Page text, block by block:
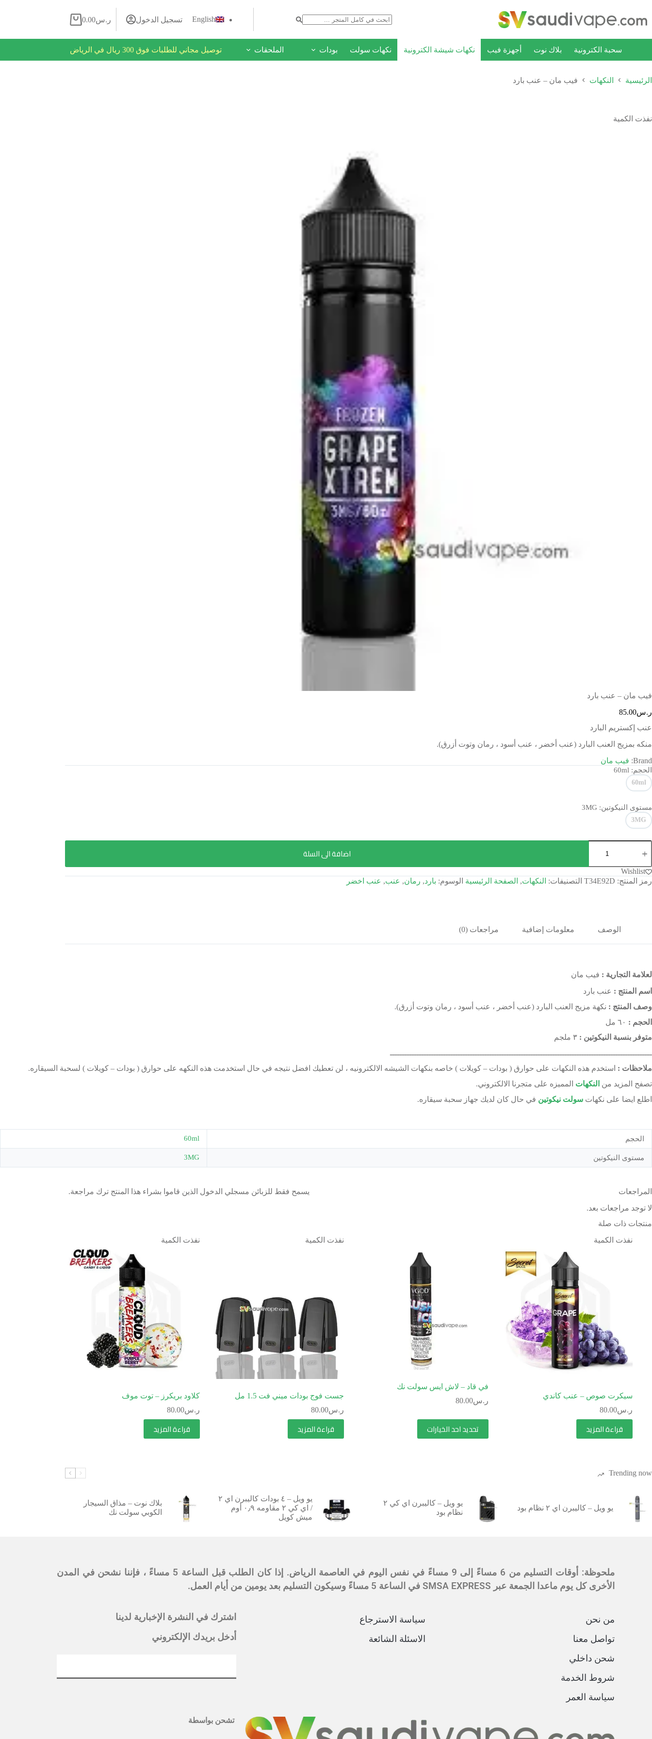
English تسجيل الدخول ر.س0.00
سحبة الكترونية بلاك نوت أجهزة فيب نكهات شيشة الكترونية نكهات سولت بودات الملحقات عروض فلاش يومية
توصيل مجاني للطلبات فوق 300 ريال في الرياض
الرئيسية النكهات فيب مان – عنب بارد
نفذت الكمية
فيب مان – عنب بارد
ر.س85.00
عنب إكستريم البارد
منكه بمزيج العنب البارد (عنب أخضر ، عنب أسود ، رمان وتوت أزرق).
Brand: فيب مان
الحجم: 60ml
60ml
مستوى النيكوتين: 3MG
3MG
اضافة الى السلة
Wishlist
رمز المنتج: T34E92D التصنيفات: النكهات, الصفحة الرئيسية الوسوم: بارد, رمان, عنب, عنب اخضر
الوصف معلومات إضافية مراجعات (0)
لعلامة التجارية : فيب مان
اسم المنتج : عنب بارد
وصف المنتج : نكهة مزيج العنب البارد (عنب أخضر ، عنب أسود ، رمان وتوت أزرق).
الحجم :
متوفر بنسبة النيكوتين :
ــــــــــــــــــــــــــــــــــــــــــــــــــــــــــــــــــــــــــــــــــــــــــــــــــــــــــــ
ملاحظات : استخدم هذه النكهات على حوارق ( بودات – كويلات ) خاصه بنكهات الشيشه الالكترونيه ، لن تعطيك افضل نتيجه في حال استخدمت هذه النكهه على حوارق ( بودات – كويلات ) لسحبة السيقاره.
تصفح المزيد من النكهات المميزه على متجرنا الالكتروني.
اطلع ايضا على نكهات سولت نيكوتين في حال كان لديك جهاز سحبة سيقاره.
الحجم 60ml
مستوى النيكوتين 3MG
المراجعات
لا توجد مراجعات بعد.
يسمح فقط للزبائن مسجلي الدخول الذين قاموا بشراء هذا المنتج ترك مراجعة.
منتجات ذات صلة
نفذت الكمية
سيكرت صوص – عنب كاندي
ر.س80.00
قراءة المزيد
في قاد – لاش ايس سولت نك
ر.س80.00
تحديد احد الخيارات
نفذت الكمية
جست فوج بودات ميني فت 1.5 مل
ر.س80.00
قراءة المزيد
نفذت الكمية
كلاود بريكرز – توت موف
ر.س80.00
قراءة المزيد
Trending now
يو ويل – كاليبرن اي ٢ نظام بود
يو ويل – كاليبرن اي كي ٢
نظام بود
يو ويل – ٤ بودات كاليبرن اي ٢
/ اي كي ٢ مقاومه ٠٫٩ أوم
ميش كويل
بلاك نوت – مذاق السيجار
الكوبي سولت نك
ملحوظة: أوقات التسليم من 6 مساءً إلى 9 مساءً في نفس اليوم في العاصمة الرياض. إذا كان الطلب قبل الساعة 5 مساءً ، فإننا نشحن في المدن
الأخرى كل يوم ماعدا الجمعة عبر SMSA EXPRESS في الساعة 5 مساءً وسيكون التسليم بعد يومين من أيام العمل.
من نحن
تواصل معنا
شحن داخلي
شروط الخدمة
سياسة العمر
سياسة الاسترجاع
الاسئلة الشائعة
اشترك في النشرة الإخبارية لدينا
أدخل بريدك الإلكتروني
تشحن بواسطة